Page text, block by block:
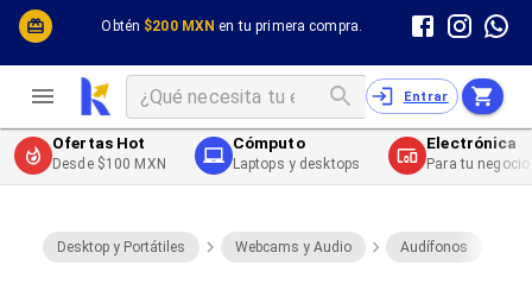
Obtén $200 MXN en tu primera compra.
Cómputo y Hardware
Desktop y Portátiles
Impresión y Consumibles
Celulares y Telefonía
Energía
Entrar
Cómputo y Hardware
Cables
Cables PC
Cables PC USB
Cables PC Serial
Cables PC SATA / eSATA
Cables PC SAS
Cables PC VGA / HD15
Cables de Audio / Video AUX
Ofertas Hot
Desde $100 MXN
Cómputo
Laptops y desktops
Electrónica
Para tu
Desktop y Portátiles Webcams y Audio Audífonos